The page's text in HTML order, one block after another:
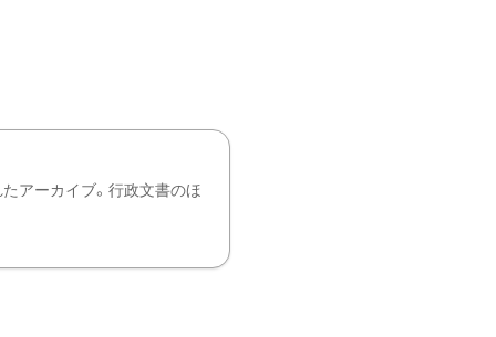
アーカイブ。行政文書のほ